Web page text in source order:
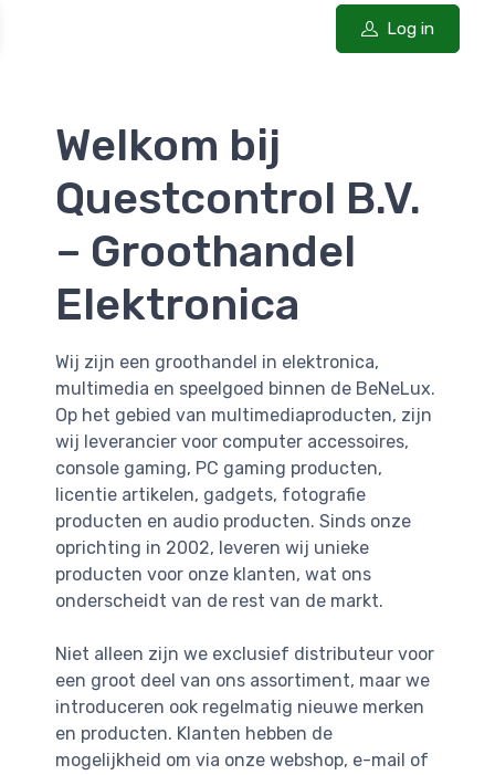
Log in
Welkom bij
Questcontrol B.V.
– Groothandel
Elektronica
Wij zijn een groothandel in elektronica,
multimedia en speelgoed binnen de BeNeLux.
Op het gebied van multimediaproducten, zijn
wij leverancier voor computer accessoires,
console gaming, PC gaming producten,
licentie artikelen, gadgets, fotografie
producten en audio producten. Sinds onze
oprichting in 2002, leveren wij unieke
producten voor onze klanten, wat ons
onderscheidt van de rest van de markt.
Niet alleen zijn we exclusief distributeur voor
een groot deel van ons assortiment, maar we
introduceren ook regelmatig nieuwe merken
en producten. Klanten hebben de
mogelijkheid om via onze webshop, e-mail of